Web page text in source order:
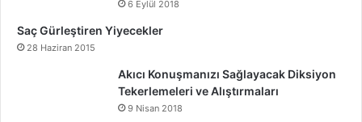
6 Eylül 2018
Saç Gürleştiren Yiyecekler
28 Haziran 2015
Akıcı Konuşmanızı Sağlayacak Diksiyon
Tekerlemeleri ve Alıştırmaları
9 Nisan 2018